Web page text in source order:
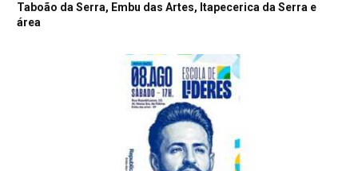
Taboão da Serra, Embu das Artes, Itapecerica da Serra e
área